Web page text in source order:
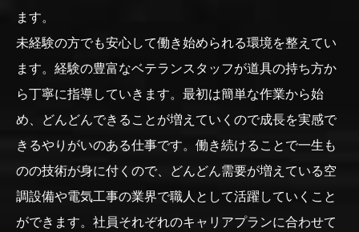
ます。
未経験の方でも安心して働き始められる環境を整えてい
ます。経験の豊富なベテランスタッフが道具の持ち方か
ら丁寧に指導していきます。最初は簡単な作業から始
め、どんどんできることが増えていくので成長を実感で
きるやりがいのある仕事です。働き続けることで一生も
のの技術が身に付くので、どんどん需要が増えている空
調設備や電気工事の業界で職人として活躍していくこと
ができます。社員それぞれのキャリアプランに合わせて